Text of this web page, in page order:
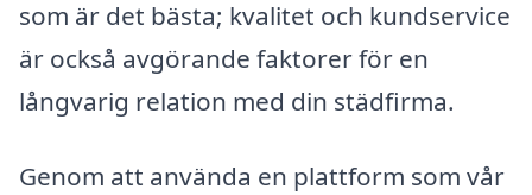
som är det bästa; kvalitet och kundservice
är också avgörande faktorer för en
långvarig relation med din städfirma.
Genom att använda en plattform som vår